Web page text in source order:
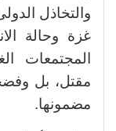
والتخاذل
غزة وحالة
المجتمعات
مقتل، بل
مضمونها.